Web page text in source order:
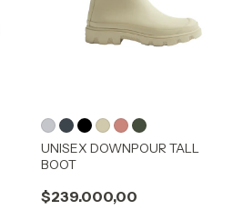
UNISEX DOWNPOUR TALL
BOOT
$239.000,00